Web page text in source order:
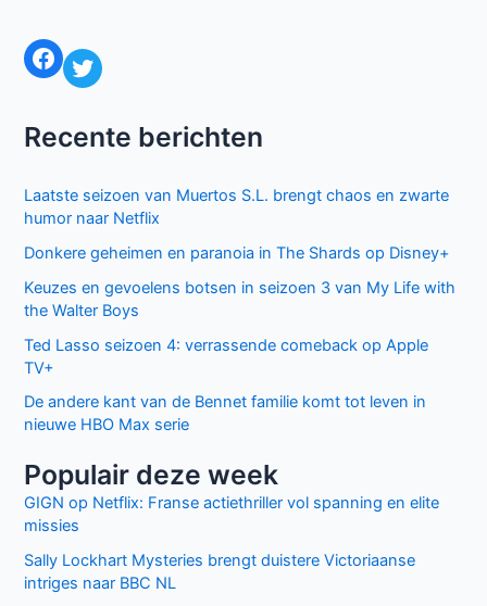
Facebook Twitter
Recente berichten
Laatste seizoen van Muertos S.L. brengt chaos en zwarte
humor naar Netflix
Donkere geheimen en paranoia in The Shards op Disney+
Keuzes en gevoelens botsen in seizoen 3 van My Life with
the Walter Boys
Ted Lasso seizoen 4: verrassende comeback op Apple
TV+
De andere kant van de Bennet familie komt tot leven in
nieuwe HBO Max serie
Populair deze week
GIGN op Netflix: Franse actiethriller vol spanning en elite
missies
Sally Lockhart Mysteries brengt duistere Victoriaanse
intriges naar BBC NL